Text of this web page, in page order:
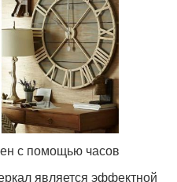
с помощью часов
является эффектной